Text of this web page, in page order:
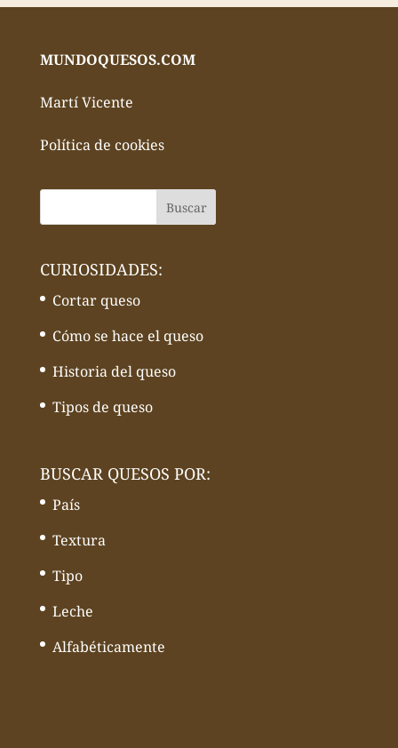
MUNDOQUESOS.COM
Martí Vicente
Política de cookies
CURIOSIDADES:
Cortar queso
Cómo se hace el queso
Historia del queso
Tipos de queso
BUSCAR QUESOS POR:
País
Textura
Tipo
Leche
Alfabéticamente